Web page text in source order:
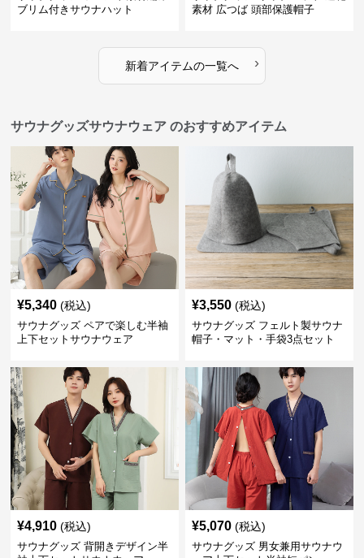
ブリム付きサウナハット
素材 広つば 頭部保護帽子
新着アイテムの一覧へ ›
サウナグッズサウナウェア のおすすめアイテム
¥5,340 (税込)
サウナグッズ ペアで楽しむ半袖
上下セットサウナウェア
¥3,550 (税込)
サウナグッズ フェルト製サウナ
帽子・マット・手袋3点セット
¥4,910 (税込)
サウナグッズ 背開きデザイン半
¥5,070 (税込)
サウナグッズ 男女兼用サウナウ